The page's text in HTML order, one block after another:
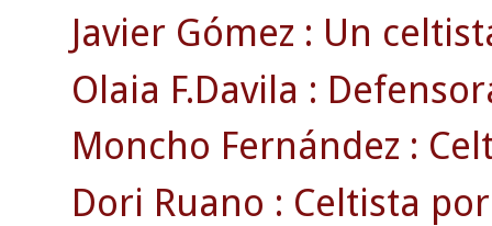
Javier Gómez : Un
Olaia F.Davila :
Moncho Fernández :
Dori Ruano : Celtista